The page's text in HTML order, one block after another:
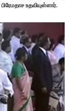
உதவியுள்ளார்.